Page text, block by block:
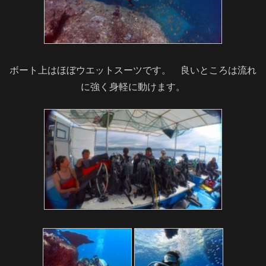
ボート上はほぼウエットスーツです。 良いところは流れ
に強く身軽に動けます。